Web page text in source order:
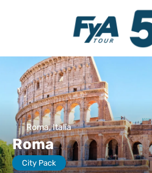
Roma, Italia
Roma
City Pack